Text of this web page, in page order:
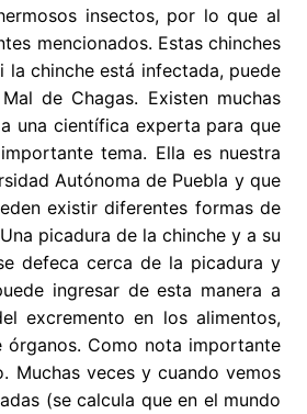
insectos, por lo que al
mencionados. Estas chinches
la chinche está infectada, puede
de Chagas. Existen muchas
una científica experta para que
tema. Ella es nuestra
Autónoma de Puebla y que
existir diferentes formas de
picadura de la chinche y a su
defeca cerca de la picadura y
ingresar de esta manera a
excremento en los alimentos,
Como nota importante
Muchas veces y cuando vemos
(se calcula que en el mundo